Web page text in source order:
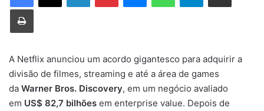
Imprimir
A Netflix anunciou um acordo gigantesco para adquirir a
divisão de filmes, streaming e até a área de games
da Warner Bros. Discovery, em um negócio avaliado
em US$ 82,7 bilhões em enterprise value. Depois de